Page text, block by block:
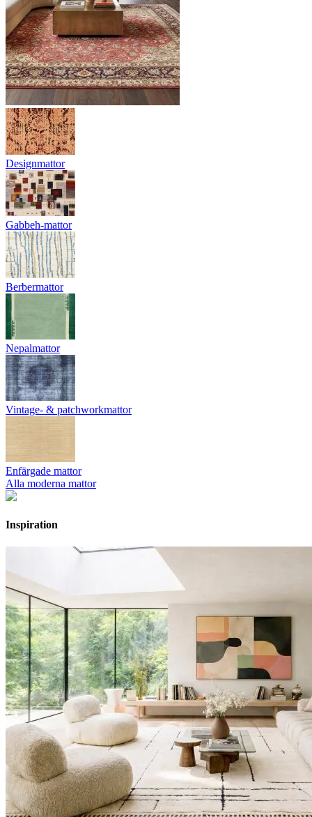
Designmattor
Gabbeh-mattor
Berbermattor
Nepalmattor
Vintage- & patchworkmattor
Enfärgade mattor
Alla moderna mattor
Inspiration